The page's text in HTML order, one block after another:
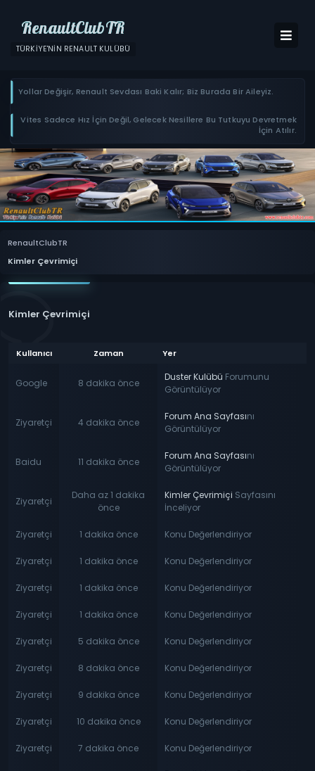
RenaultClubTR
TÜRKIYE'NIN RENAULT KULÜBÜ
Yollar Değişir, Renault Sevdası Baki Kalır; Biz Burada Bir Aileyiz.
Vites Sadece Hız İçin Değil, Gelecek Nesillere Bu Tutkuyu Devretmek
İçin Atılır.
RenaultClubTR
Kimler Çevrimiçi
Kimler Çevrimiçi
Kullanıcı Zaman Yer
Google 8 dakika önce
Duster Kulübü Forumunu
Görüntülüyor
Ziyaretçi 4 dakika önce
Forum Ana Sayfasını
Görüntülüyor
Baidu 11 dakika önce
Forum Ana Sayfasını
Görüntülüyor
Ziyaretçi
Daha az 1 dakika
önce
Kimler Çevrimiçi Sayfasını
İnceliyor
Ziyaretçi 1 dakika önce Konu Değerlendiriyor
Ziyaretçi 1 dakika önce Konu Değerlendiriyor
Ziyaretçi 1 dakika önce Konu Değerlendiriyor
Ziyaretçi 1 dakika önce Konu Değerlendiriyor
Ziyaretçi 5 dakika önce Konu Değerlendiriyor
Ziyaretçi 8 dakika önce Konu Değerlendiriyor
Ziyaretçi 9 dakika önce Konu Değerlendiriyor
Ziyaretçi 10 dakika önce Konu Değerlendiriyor
Ziyaretçi 7 dakika önce Konu Değerlendiriyor